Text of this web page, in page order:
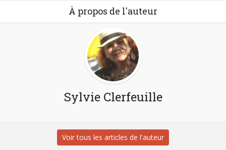
À propos de l'auteur
Sylvie Clerfeuille
Voir tous les articles de l'auteur